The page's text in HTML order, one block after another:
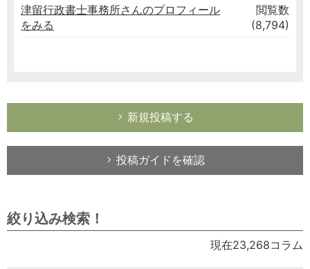
津留行政書士事務所さんのプロフィール
をみる
閲覧数
(8,794)
新規投稿する
投稿ガイドを確認
絞り込み検索！
現在23,268コラム